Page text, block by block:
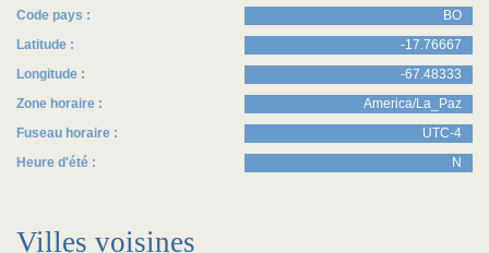
Code pays :
BO
Latitude :
-17.76667
Longitude :
-67.48333
Zone horaire :
America/La_Paz
Fuseau horaire :
UTC-4
Heure d'été :
N
Villes voisines